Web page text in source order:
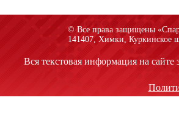
© Все права защищены
141407, Химки, Куркинское
Вся текстовая информация на